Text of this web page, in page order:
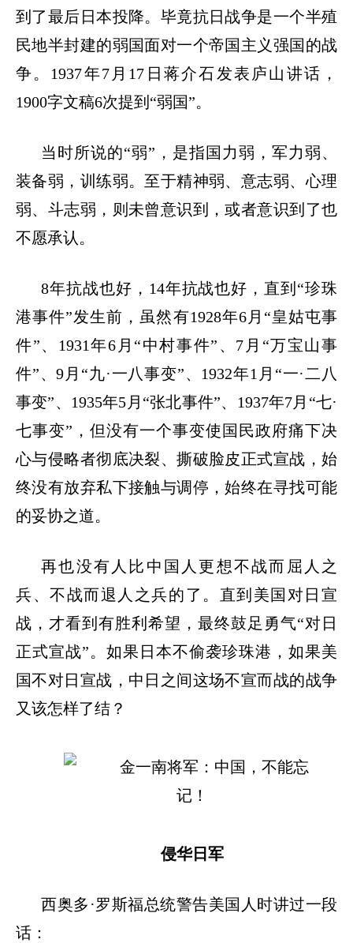
到了最后日本投降。毕竟抗日战争是一个半殖
民地半封建的弱国面对一个帝国主义强国的战
争。 1937年7月17日蒋介石发表庐山讲话，
1900字文稿6次提到“弱国”。
当时所说的“弱”，是指国力弱，军力弱、
装备弱，训练弱。至于精神弱、意志弱、心理
弱、斗志弱，则未曾意识到，或者意识到了也
不愿承认。
8年抗战也好，14年抗战也好，直到“珍珠
港事件”发生前，虽然有1928年6月“皇姑屯事
件”、1931年6月“中村事件”、7月“万宝山事
件”、9月“九·一八事变”、1932年1月“一·二八
事变”、1935年5月“张北事件”、1937年7月“七·
七事变”，但没有一个事变使国民政府痛下决
心与侵略者彻底决裂、撕破脸皮正式宣战，始
终没有放弃私下接触与调停，始终在寻找可能
的妥协之道。
再也没有人比中国人更想不战而屈人之
兵、不战而退人之兵的了。直到美国对日宣
战，才看到有胜利希望，最终鼓足勇气“对日
正式宣战”。如果日本不偷袭珍珠港，如果美
国不对日宣战，中日之间这场不宣而战的战争
又该怎样了结？
侵华日军
西奥多 ·罗斯福总统警告美国人时讲过一段
话：